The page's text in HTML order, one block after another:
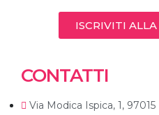
ISCRIVITI
CONTATTI
Via Modica Ispica, 1,